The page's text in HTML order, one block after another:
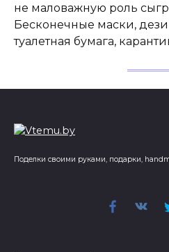
не маловажную роль
Бесконечные маски,
туалетная бумага,
Поделки своими руками, подарки,